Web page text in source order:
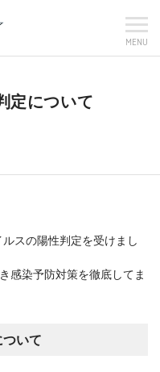
MENU
定について
スの陽性判定を受けまし
感染予防対策を徹底してま
いて